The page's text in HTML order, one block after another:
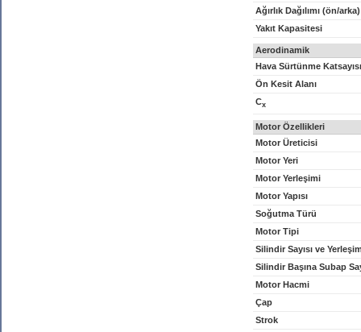
Ağırlık Dağılımı (ön/arka)
Yakıt Kapasitesi
Aerodinamik
Hava Sürtünme Katsayısı
Ön Kesit Alanı
Cx
Motor Özellikleri
Motor Üreticisi
Motor Yeri
Motor Yerleşimi
Motor Yapısı
Soğutma Türü
Motor Tipi
Silindir Sayısı ve
Silindir Başına Subap
Motor Hacmi
Çap
Strok